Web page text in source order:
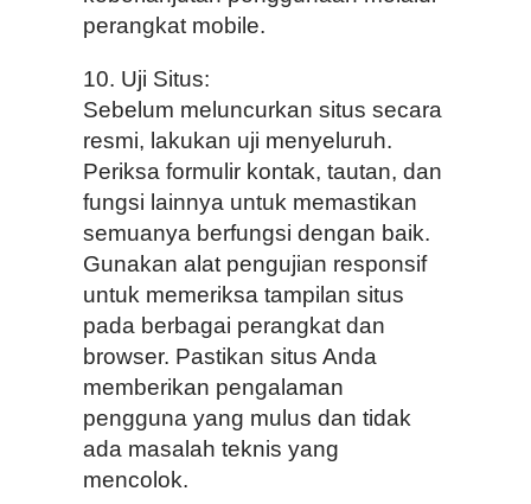
perangkat mobile.
10. Uji Situs:
Sebelum meluncurkan situs secara
resmi, lakukan uji menyeluruh.
Periksa formulir kontak, tautan, dan
fungsi lainnya untuk memastikan
semuanya berfungsi dengan baik.
Gunakan alat pengujian responsif
untuk memeriksa tampilan situs
pada berbagai perangkat dan
browser. Pastikan situs Anda
memberikan pengalaman
pengguna yang mulus dan tidak
ada masalah teknis yang
mencolok.